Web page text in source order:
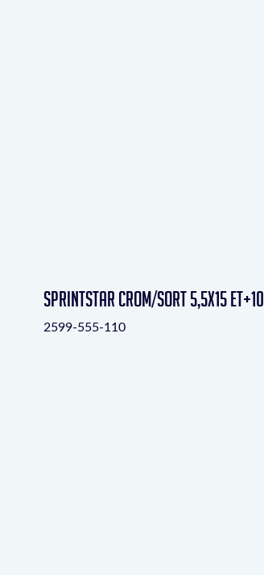
Sprintstar crom/sort 5,5x15 ET+10
2599-555-110